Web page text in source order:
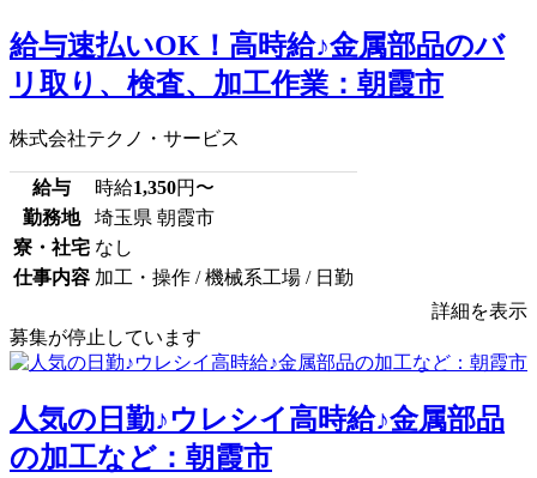
給与速払いOK！高時給♪金属部品のバ
リ取り、検査、加工作業：朝霞市
株式会社テクノ・サービス
給与 時給1,350円〜
勤務地
埼玉県 朝霞市
寮・社宅 なし
仕事内容 加工・操作 / 機械系工場 / 日勤
詳細を表示
募集が停止しています
人気の日勤♪ウレシイ高時給♪金属部品
の加工など：朝霞市